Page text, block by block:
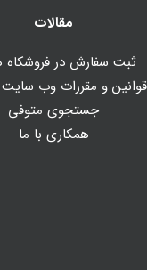
مقالات
ثبت سفارش در فروشکاه
قوانین و مقررات وب
جستجوی متوفی
همکاری با ما